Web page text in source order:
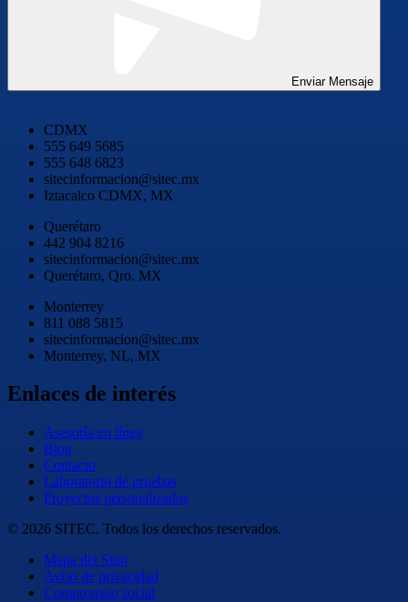
Enviar Mensaje
CDMX
555 649 5685
555 648 6823
sitecinformacion@sitec.mx
Iztacalco CDMX, MX
Querétaro
442 904 8216
sitecinformacion@sitec.mx
Querétaro, Qro. MX
Monterrey
811 088 5815
sitecinformacion@sitec.mx
Monterrey, NL, MX
Enlaces de interés
Asesoría en línea
Blog
Contacto
Laboratorio de pruebas
Proyectos personalizados
© 2026 SITEC. Todos los derechos reservados.
Mapa del Sitio
Aviso de privacidad
Compromiso social